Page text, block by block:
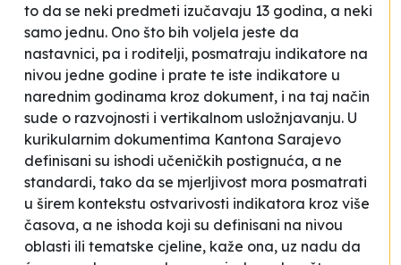
to da se neki predmeti izučavaju 13 godina, a neki
samo jednu. Ono što bih voljela jeste da
nastavnici, pa i roditelji, posmatraju indikatore na
nivou jedne godine i prate te iste indikatore u
narednim godinama kroz dokument, i na taj način
sude o razvojnosti i vertikalnom usložnjavanju. U
kurikularnim dokumentima Kantona Sarajevo
definisani su ishodi učeničkih postignuća, a ne
standardi, tako da se mjerljivost mora posmatrati
u širem kontekstu ostvarivosti indikatora kroz više
časova, a ne ishoda koji su definisani na nivou
oblasti ili tematske cjeline, kaže ona, uz nadu da